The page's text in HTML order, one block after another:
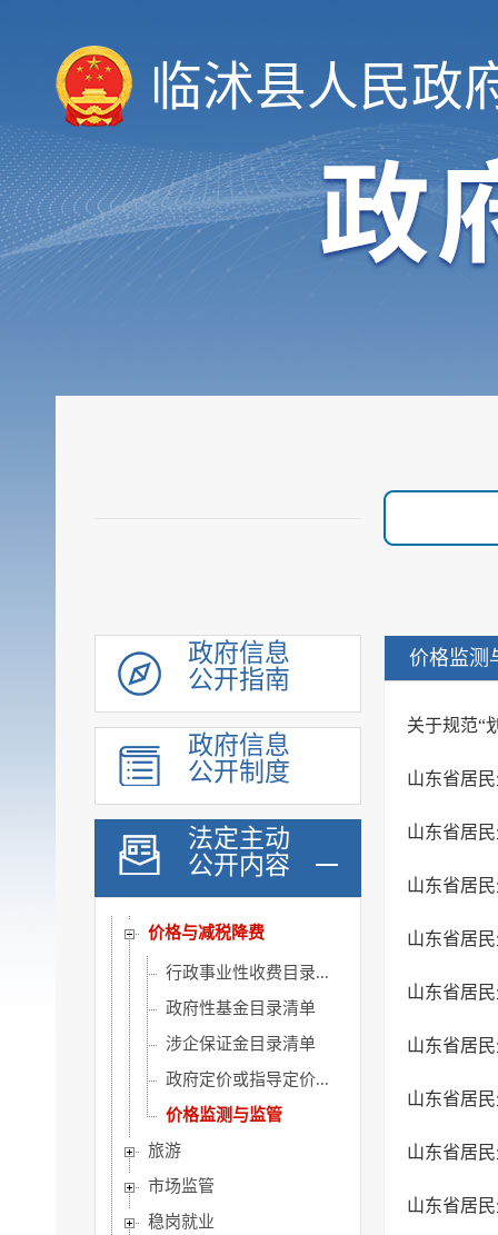
临沭县人民政
政府信息
公开指南
政府信息
公开制度
法定主动
公开内容
领导信息
机构职能
履职依据
统计信息
社会公益事业建设领域
重大建设项目
公共法律服务
审计公开
行政执法公示
双随机一公开
信用信息
价格与减税降费
行政事业性收费目录...
政府性基金目录清单
涉企保证金目录清单
政府定价或指导定价...
价格监测与监管
旅游
市场监管
稳岗就业
价格监测
关于规范“
山东省居
山东省居
山东省居
山东省居
山东省居
山东省居
山东省居
山东省居
山东省居